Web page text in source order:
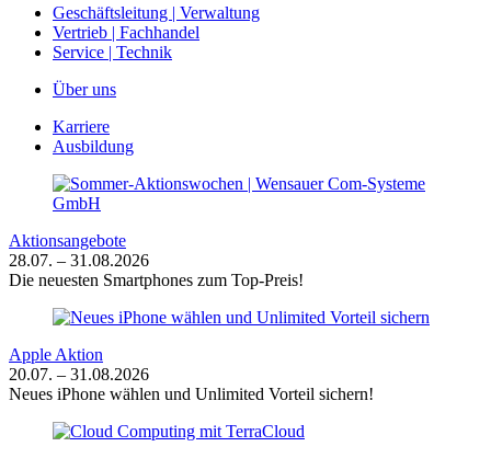
Geschäftsleitung | Verwaltung
Vertrieb | Fachhandel
Service | Technik
Über uns
Karriere
Ausbildung
Aktionsangebote
28.07. – 31.08.2026
Die neuesten Smartphones zum Top-Preis!
Apple Aktion
20.07. – 31.08.2026
Neues iPhone wählen und Unlimited Vorteil sichern!